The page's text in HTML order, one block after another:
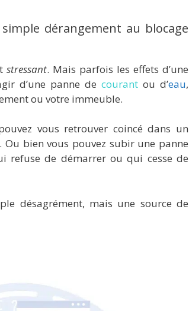
dérangement au blocage
stressant. Mais parfois les effets d’une
d’une panne de courant ou d’eau,
ou votre immeuble.
vous retrouver coincé dans un
bien vous pouvez subir une panne
refuse de démarrer ou qui cesse de
désagrément, mais une source de